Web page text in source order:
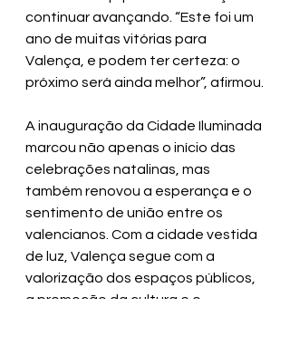
continuar avançando. “Este foi um
ano de muitas vitórias para
Valença, e podem ter certeza: o
próximo será ainda melhor”, afirmou.
A inauguração da Cidade Iluminada
marcou não apenas o início das
celebrações natalinas, mas
também renovou a esperança e o
sentimento de união entre os
valencianos. Com a cidade vestida
de luz, Valença segue com a
valorização dos espaços públicos,
a promoção da cultura e o